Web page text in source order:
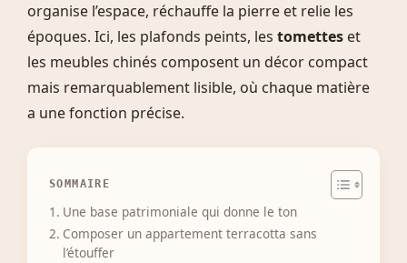
organise l’espace, réchauffe la pierre et relie les
époques. Ici, les plafonds peints, les tomettes et
les meubles chinés composent un décor compact
mais remarquablement lisible, où chaque matière
a une fonction précise.
SOMMAIRE
Une base patrimoniale qui donne le ton
Composer un appartement terracotta sans
l’étouffer